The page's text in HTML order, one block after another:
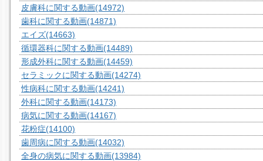
皮膚科に関する動画(14972)
歯科に関する動画(14871)
エイズ(14663)
循環器科に関する動画(14489)
形成外科に関する動画(14459)
セラミックに関する動画(14274)
性病科に関する動画(14241)
外科に関する動画(14173)
病気に関する動画(14167)
花粉症(14100)
歯周病に関する動画(14032)
全身の病気に関する動画(13984)